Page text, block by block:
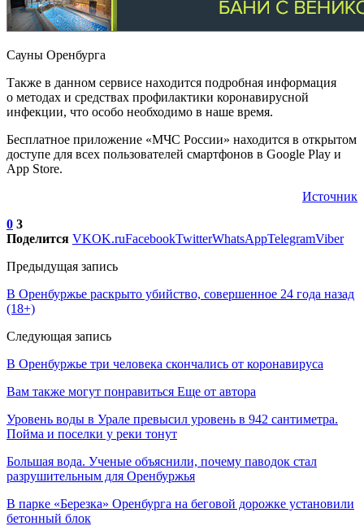
Сауны Оренбурга
Также в данном сервисе находится подробная информация
о методах и средствах профилактики коронавирусной
инфекции, что особо необходимо в наше время.
Бесплатное приложение «МЧС России» находится в открытом
доступе для всех пользователей смартфонов в Google Play и
App Store.
Источник
0 3
Поделится VKOK.ruFacebookTwitterWhatsAppTelegramViber
Предыдущая запись
В Оренбуржье раскрыто убийство, совершенное 24 года назад
(18+)
Следующая запись
В Оренбуржье три человека скончались от коронавируса
Вам также могут понравиться Еще от автора
Уровень воды в Урале превысил уровень в 942 сантиметра.
Пойма и поселки у реки тонут
Большая вода. Ученые объяснили, почему паводок стал
разрушительным для Оренбуржья
В парке «Березка» Оренбурга на беговой дорожке установили
бетонный блок